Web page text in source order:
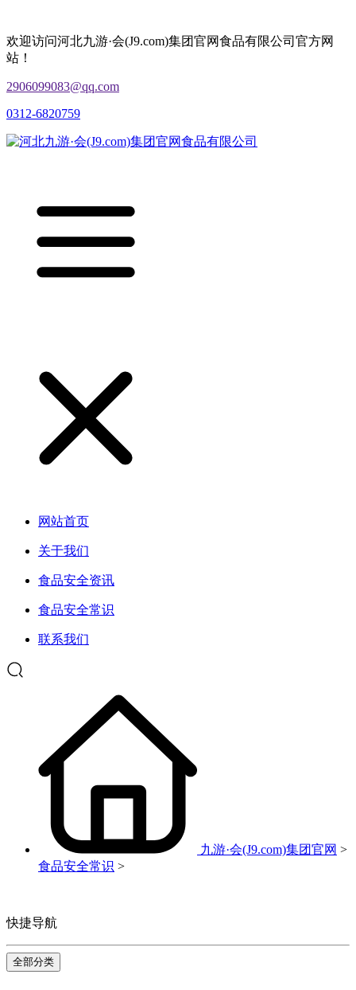
欢迎访问河北九游·会(J9.com)集团官网食品有限公司官方网
站！
2906099083@qq.com
0312-6820759
网站首页
关于我们
食品安全资讯
食品安全常识
联系我们
九游·会(J9.com)集团官网 >
食品安全常识 >
快捷导航
全部分类